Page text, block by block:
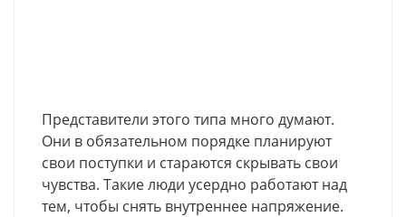
Представители этого типа много думают.
Они в обязательном порядке планируют
свои поступки и стараются скрывать свои
чувства. Такие люди усердно работают над
тем, чтобы снять внутреннее напряжение.